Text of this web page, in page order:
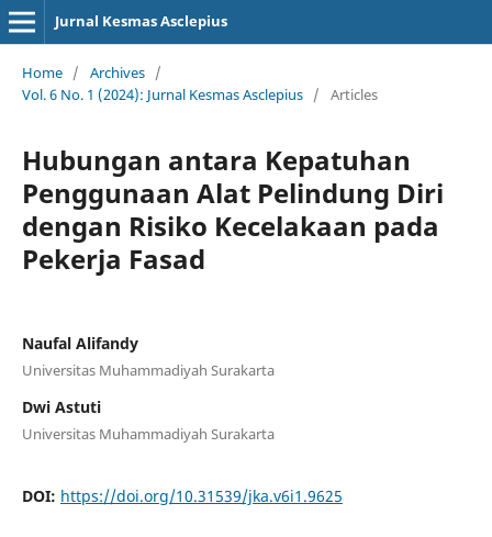
Jurnal Kesmas Asclepius
Home / Archives /
Vol. 6 No. 1 (2024): Jurnal Kesmas Asclepius / Articles
Hubungan antara Kepatuhan
Penggunaan Alat Pelindung Diri
dengan Risiko Kecelakaan pada
Pekerja Fasad
Naufal Alifandy
Universitas Muhammadiyah Surakarta
Dwi Astuti
Universitas Muhammadiyah Surakarta
DOI: https://doi.org/10.31539/jka.v6i1.9625